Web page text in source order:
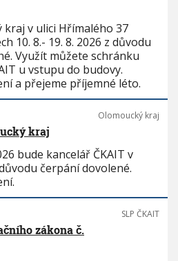
kraj v ulici Hřímalého 37
10. 8.- 19. 8. 2026 z důvodu
Využít můžete schránku
u vstupu do budovy.
a přejeme příjemné léto.
Olomoucký kraj
kraj
bude kancelář ČKAIT v
čerpání dovolené.
SLP ČKAIT
zákona č.